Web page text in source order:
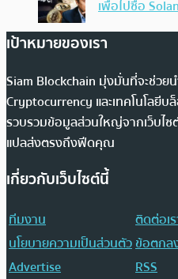
เพื่อไปซื้อ
เป้าหมายของเรา
Siam Blockchain มุ่งมั่นที่จะช่วย
Cryptocurrency และเทคโนโลยีบ
รวบรวมข้อมูลส่วนใหญ่จากเว็บไซ
แปลส่งตรงถึงฟีดคุณ
เกี่ยวกับเว็บไซต์นี้
ทีมงาน
ติดต่อเ
นโยบายความเป็นส่วนตัวข้อตกล
Advertise
RSS